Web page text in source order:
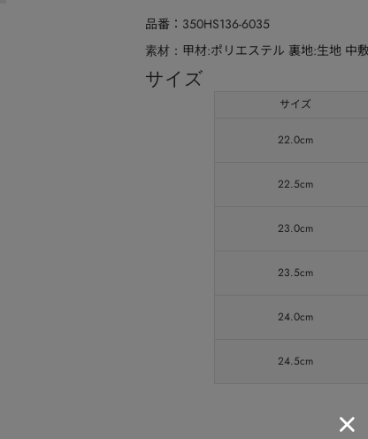
品番 350HS136-6035
素材 甲材:ポリエステル 裏地:生地 中
サイズ
サイズ
22.0cm
22.5cm
23.0cm
23.5cm
24.0cm
24.5cm